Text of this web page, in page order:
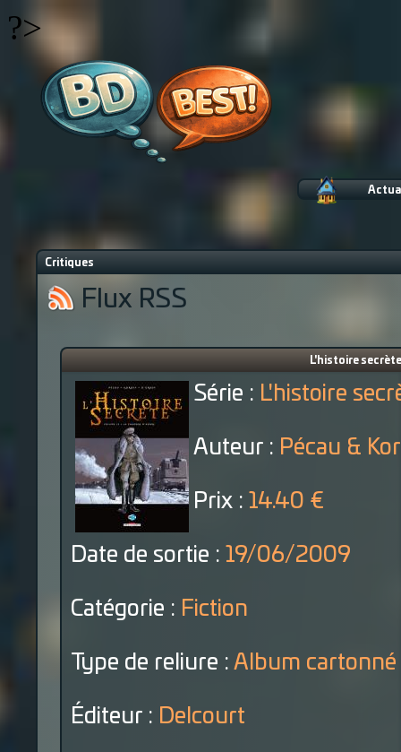
?>
Critiques
Flux RSS
L'histoire
Série : L'histoire
Auteur : Pécau &
Prix : 14.40 €
Date de sortie : 19/06/2009
Catégorie : Fiction
Type de reliure : Album cartonné
Éditeur : Delcourt